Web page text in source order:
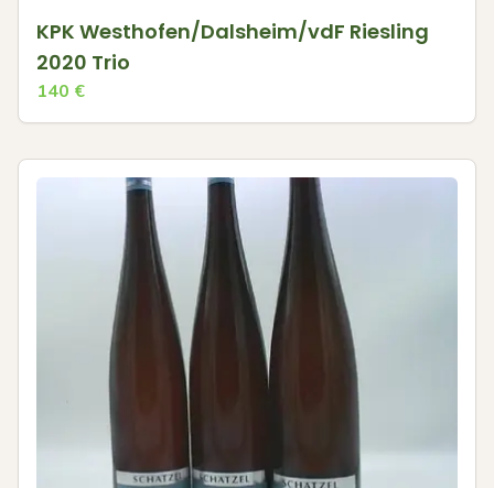
KPK Westhofen/Dalsheim/vdF Riesling
2020 Trio
140 €